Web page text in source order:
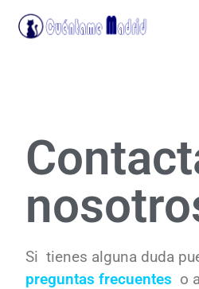
Si tienes alguna duda
preguntas frecuentes o